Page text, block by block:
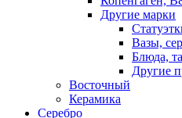
Другие марки
Вазы,
Блюда,
Другие
Восточный
Керамика
Серебро